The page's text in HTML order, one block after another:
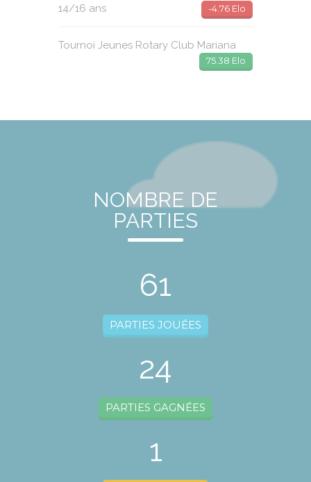
14/16 ans
-4.76 Elo
Tournoi Jeunes Rotary Club Mariana
75.38 Elo
NOMBRE DE
PARTIES
61
PARTIES JOUÉES
24
PARTIES GAGNÉES
1